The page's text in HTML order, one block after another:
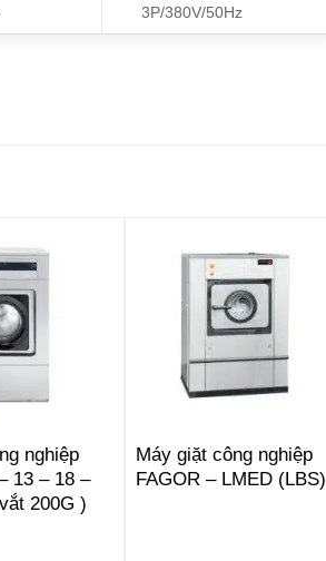
3P/380V/50Hz
nghiệp
13 – 18 –
200G )
Máy giặt công nghiệp
FAGOR – LMED (LBS)